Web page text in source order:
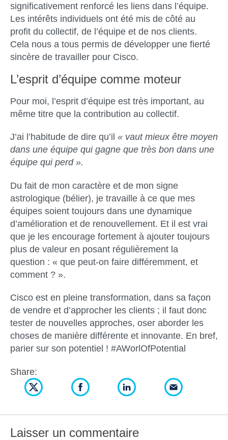
significativement renforcé les liens dans l’équipe.
Les intérêts individuels ont été mis de côté au
profit du collectif, de l’équipe et de nos clients.
Cela nous a tous permis de développer une fierté
sincère de travailler pour Cisco.
L’esprit d’équipe comme moteur
Pour moi, l’esprit d’équipe est très important, au
même titre que la contribution au collectif.
J’ai l’habitude de dire qu’il « vaut mieux être moyen
dans une équipe qui gagne que très bon dans une
équipe qui perd ».
Du fait de mon caractère et de mon signe
astrologique (bélier), je travaille à ce que mes
équipes soient toujours dans une dynamique
d’amélioration et de renouvellement. Et il est vrai
que je les encourage fortement à ajouter toujours
plus de valeur en posant régulièrement la
question : « que peut-on faire différemment, et
comment ? ».
Cisco est en pleine transformation, dans sa façon
de vendre et d’approcher les clients ; il faut donc
tester de nouvelles approches, oser aborder les
choses de manière différente et innovante. En bref,
parier sur son potentiel ! #AWorlOfPotential
Share:
Laisser un commentaire